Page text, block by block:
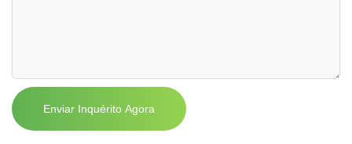
Enviar Inquérito Agora